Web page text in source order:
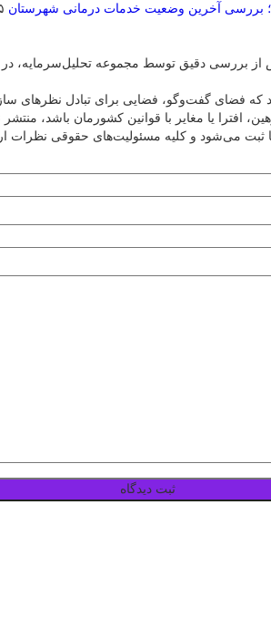
بررسی آخرین وضعیت خدمات درمانی شهرستان
از بررسی دقیق توسط مجموعه تحلیل‌سرمایه،
که فضای گفت‌وگو، فضایی برای تبادل نظرهای
افترا یا مغایر با قوانین کشورمان باشد، منتشر
می‌شود و کلیه مسئولیت‌های حقوقی نظرات